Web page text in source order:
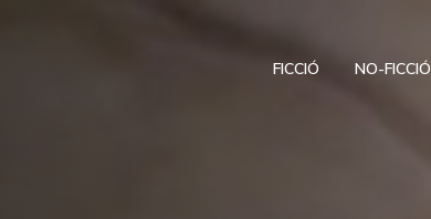
FICCIÓ NO-FICCIÓ